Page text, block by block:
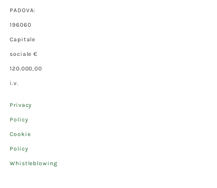
PADOVA:
196060
Capitale
sociale €
120.000,00
i.v.
Privacy
Policy
Cookie
Policy
Whistleblowing